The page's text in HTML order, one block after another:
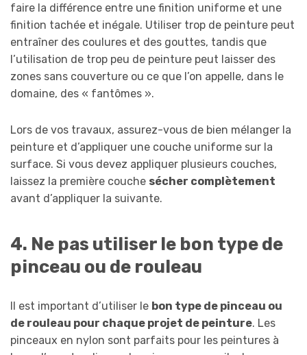
faire la différence entre une finition uniforme et une
finition tachée et inégale. Utiliser trop de peinture peut
entraîner des coulures et des gouttes, tandis que
l’utilisation de trop peu de peinture peut laisser des
zones sans couverture ou ce que l’on appelle, dans le
domaine, des « fantômes ».
Lors de vos travaux, assurez-vous de bien mélanger la
peinture et d’appliquer une couche uniforme sur la
surface. Si vous devez appliquer plusieurs couches,
laissez la première couche sécher complètement
avant d’appliquer la suivante.
4. Ne pas utiliser le bon type de
pinceau ou de rouleau
Il est important d’utiliser le bon type de pinceau ou
de rouleau pour chaque projet de peinture. Les
pinceaux en nylon sont parfaits pour les peintures à